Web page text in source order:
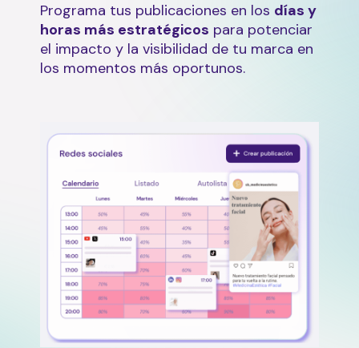
Programa tus publicaciones en los días y
horas más estratégicos para potenciar
el impacto y la visibilidad de tu marca en
los momentos más oportunos.